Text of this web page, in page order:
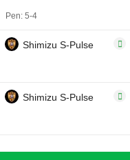
Pen: 5-4
Shimizu S-Pulse
Shimizu S-Pulse